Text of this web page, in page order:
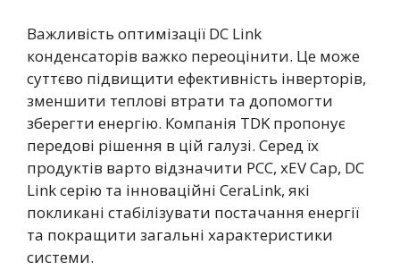
Важливість оптимізації DC Link
конденсаторів важко переоцінити. Це може
суттєво підвищити ефективність інверторів,
зменшити теплові втрати та допомогти
зберегти енергію. Компанія TDK пропонує
передові рішення в цій галузі. Серед їх
продуктів варто відзначити PCC, xEV Cap, DC
Link серію та інноваційні CeraLink, які
покликані стабілізувати постачання енергії
та покращити загальні характеристики
системи.